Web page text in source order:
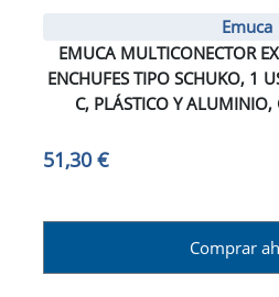
Emuca
EMUCA MULTICONECTOR
ENCHUFES TIPO SCHUKO, 1
C, PLÁSTICO Y
51,30 €
Comprar